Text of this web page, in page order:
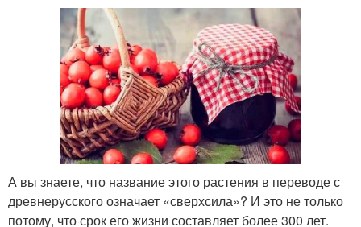
А вы знаете, что название этого растения в переводе с
древнерусского означает «сверхсила»? И это не только
потому, что срок его жизни составляет более 300 лет.